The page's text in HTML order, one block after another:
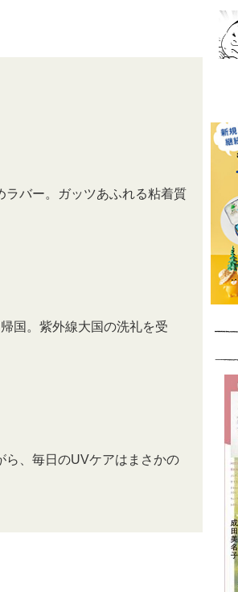
ラバー。ガッツあふれる粘着質
国。紫外線大国の洗礼を受
ら、毎日のUVケアはまさかの